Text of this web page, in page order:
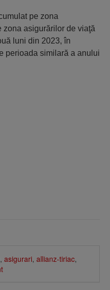
pe zona
asigurărilor de viaţă
luni din 2023, în
perioada similară a anului
, asigurari, allianz-tiriac,